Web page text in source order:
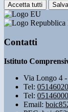
Accetta tutti
Contatti
Istituto
Via Longo 4
Tel:
Tel:
Email: